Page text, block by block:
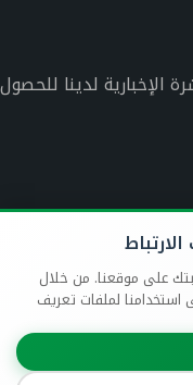
الإخبارية لدينا للحصول
على موقعنا. من خلال
لملفات تعريف